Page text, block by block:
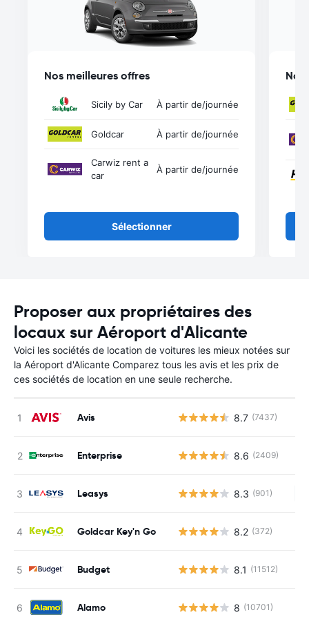
Nos meilleures offres
Sicily by Car À partir de/journée
Goldcar À partir de/journée
Carwiz rent a
car
À partir de/journée
Sélectionner
Nos
Proposer aux propriétaires des
locaux sur Aéroport d'Alicante
Voici les sociétés de location de voitures les mieux notées sur
la Aéroport d'Alicante Comparez tous les avis et les prix de
ces sociétés de location en une seule recherche.
Avis 8.7 (7437)
Enterprise 8.6 (2409)
Leasys 8.3 (901)
Goldcar Key'n Go 8.2 (372)
Budget 8.1 (11512)
Alamo 8 (10701)